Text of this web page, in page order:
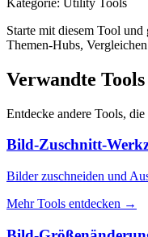
Starte mit diesem Tool
Themen-Hubs,
Verwandte Tools
Entdecke andere Tools,
Bild-Zuschnitt-
Bilder zuschneiden und
Mehr Tools entdecken →